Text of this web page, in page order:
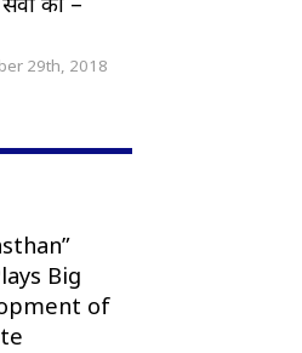
29th, 2018
Big
of